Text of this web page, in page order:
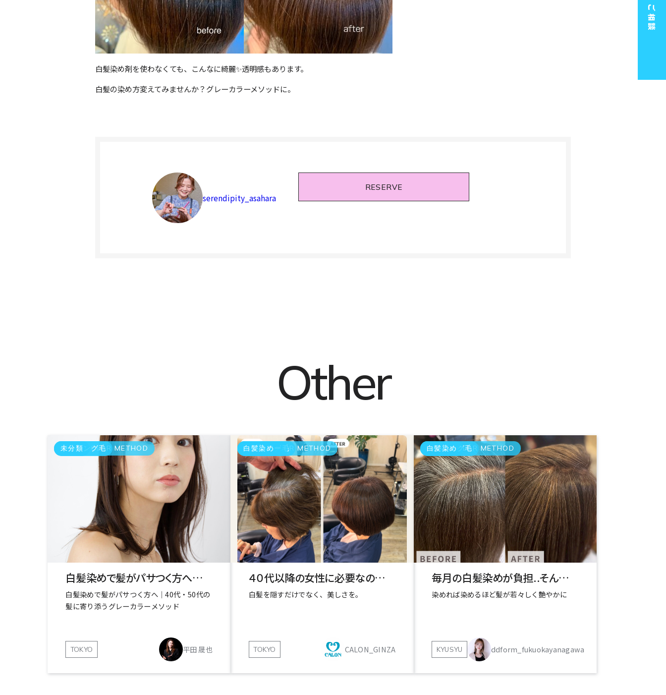
ご相談
白髪染め剤を使わなくても、こんなに綺麗✨透明感もあります。
白髪の染め方変えてみませんか？グレーカラーメソッドに。
serendipity_asahara
RESERVE
Other
GRAY COLOR METHOD
エイジング毛
未分類
白髪染めで髪がパサつく方へ｜40代・50代の髪に寄り添うグレーカラーメソッド
白髪染めで髪がパサつく方へ｜40代・50代の
髪に寄り添うグレーカラーメソッド
TOKYO 平田 晟也
GRAY COLOR METHOD
エイジング毛
ヘアケアー
白髪染め
４０代以降の女性に必要なのは、“ツヤ”と“品”
白髪を隠すだけでなく、美しさを。
TOKYO CALON_GINZA
GRAY COLOR METHOD
エイジング毛
白髪染め
毎月の白髪染めが負担..そんなあなたに新しい選択肢を
染めれば染めるほど髪が若々しく艶やかに
KYUSYU ddform_fukuokayanagawa